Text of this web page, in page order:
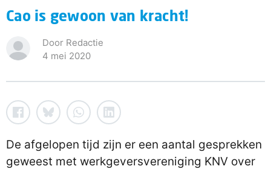
Cao is gewoon van kracht!
Door Redactie
4 mei 2020
De afgelopen tijd zijn er een aantal gesprekken
geweest met werkgeversvereniging KNV over